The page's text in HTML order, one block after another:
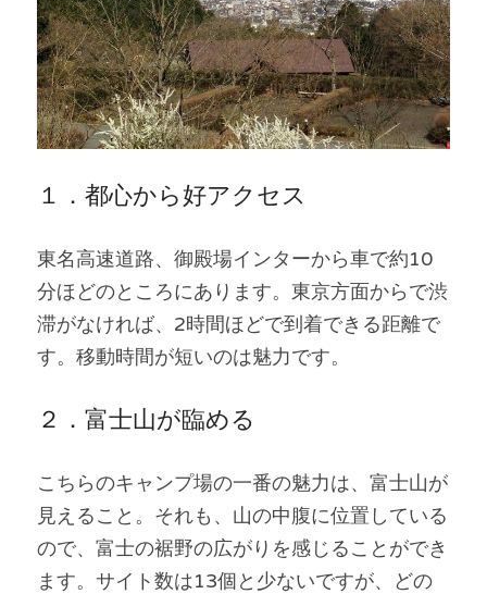
１．都心から好アクセス
東名高速道路、御殿場インターから車で約10
分ほどのところにあります。東京方面からで渋
滞がなければ、2時間ほどで到着できる距離で
す。移動時間が短いのは魅力です。
２．富士山が臨める
こちらのキャンプ場の一番の魅力は、富士山が
見えること。それも、山の中腹に位置している
ので、富士の裾野の広がりを感じることができ
ます。サイト数は13個と少ないですが、どの